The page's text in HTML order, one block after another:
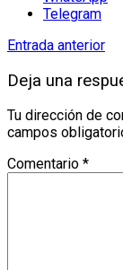
Telegram
Entrada anterior
Deja una
Tu dirección de
campos
Comentario *